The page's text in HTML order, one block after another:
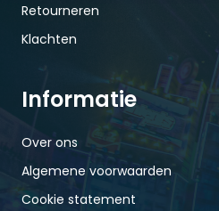
Retourneren
Klachten
Informatie
Over ons
Algemene voorwaarden
Cookie statement